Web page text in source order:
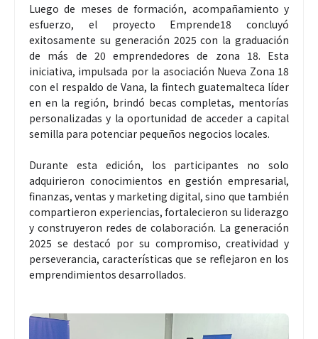
Luego de meses de formación, acompañamiento y
esfuerzo, el proyecto Emprende18 concluyó
exitosamente su generación 2025 con la graduación
de más de 20 emprendedores de zona 18. Esta
iniciativa, impulsada por la asociación Nueva Zona 18
con el respaldo de Vana, la fintech guatemalteca líder
en en la región, brindó becas completas, mentorías
personalizadas y la oportunidad de acceder a capital
semilla para potenciar pequeños negocios locales.
Durante esta edición, los participantes no solo
adquirieron conocimientos en gestión empresarial,
finanzas, ventas y marketing digital, sino que también
compartieron experiencias, fortalecieron su liderazgo
y construyeron redes de colaboración. La generación
2025 se destacó por su compromiso, creatividad y
perseverancia, características que se reflejaron en los
emprendimientos desarrollados.